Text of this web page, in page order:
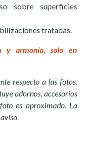
sobre superficies
tratadas.
y armonía, solo en
respecto a las fotos.
adornos, accesorios
es aproximado. La
o.